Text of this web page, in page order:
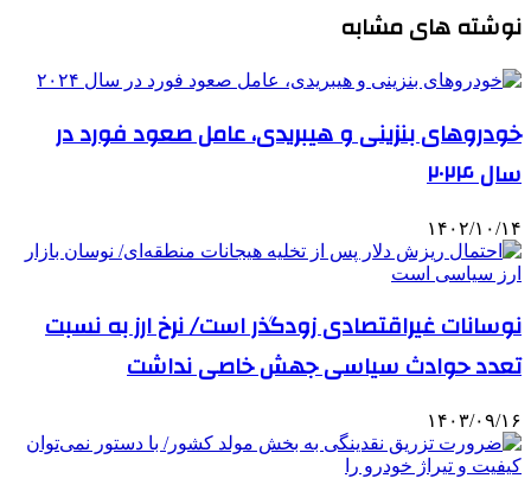
نوشته های مشابه
خودروهای بنزینی و هیبریدی، عامل صعود فورد در
سال ۲۰۲۴
۱۴۰۲/۱۰/۱۴
نوسانات غیراقتصادی زودگذر است/ نرخ ارز به نسبت
تعدد حوادث سیاسی جهش خاصی نداشت
۱۴۰۳/۰۹/۱۶